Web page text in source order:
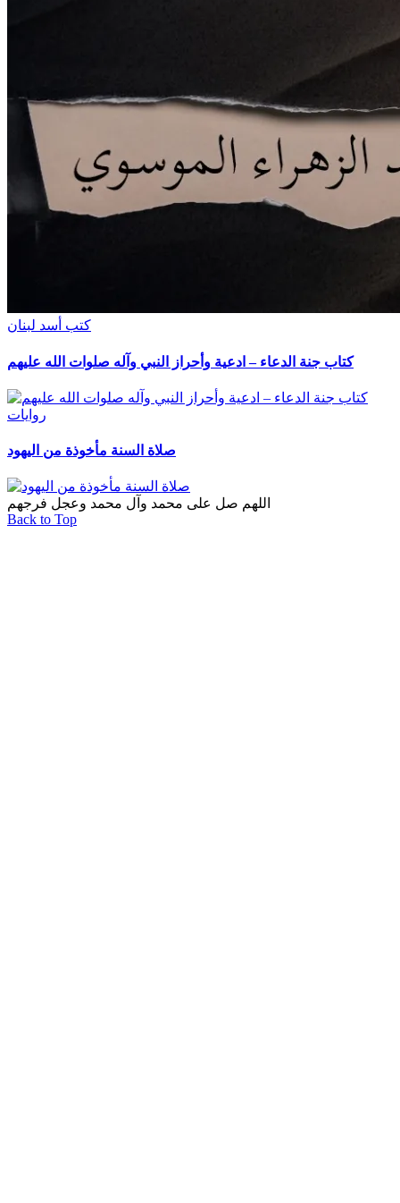
كتب أسد لبنان
كتاب جنة الدعاء – ادعية وأحراز النبي وآله صلوات الله عليهم
روايات
صلاة السنة مأخوذة من اليهود
اللهم صل على محمد وآل محمد وعجل فرجهم
Back to Top